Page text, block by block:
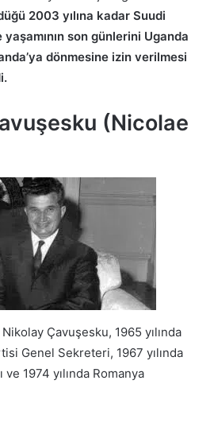
2003 yılına kadar Suudi
yaşamının son günlerini Uganda
dönmesine izin verilmesi
(Nicolae
Çavuşesku, 1965 yılında
Genel Sekreteri, 1967 yılında
1974 yılında Romanya